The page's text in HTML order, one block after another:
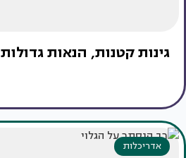
גינות קטנות, הנאות גדולות
אדריכלות